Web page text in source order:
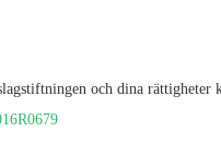
och dina rättigheter